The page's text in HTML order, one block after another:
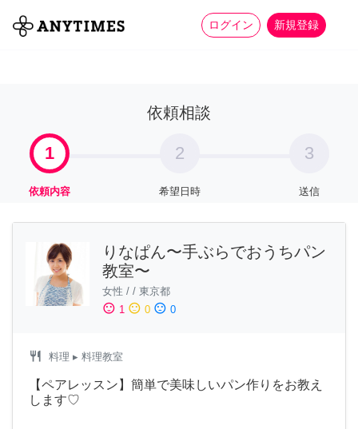
ログイン 新規登録
全て 家事 more_horiz
依頼相談
1
依頼内容
2
希望日時
3
送信
りなぱん〜手ぶらでおうちパン
教室〜
女性 / / 東京都
sentiment_satisfied 1 sentiment_neutral 0 sentiment_dissatisfied 0
restaurant 料理 ▸ 料理教室
【ペアレッスン】簡単で美味しいパン作りをお教え
します♡